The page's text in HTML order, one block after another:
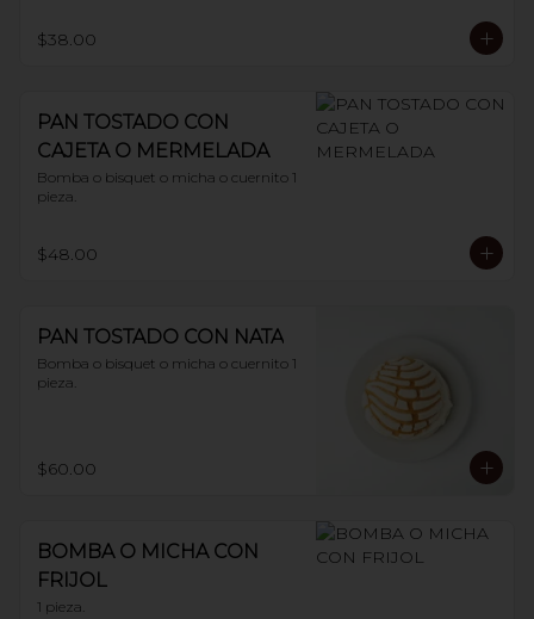
$38.00
PAN TOSTADO CON
CAJETA O MERMELADA
Bomba o bisquet o micha o cuernito 1
pieza.
$48.00
PAN TOSTADO CON NATA
Bomba o bisquet o micha o cuernito 1
pieza.
$60.00
BOMBA O MICHA CON
FRIJOL
1 pieza.